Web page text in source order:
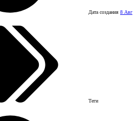
Дата создания 8 Авг
Теги